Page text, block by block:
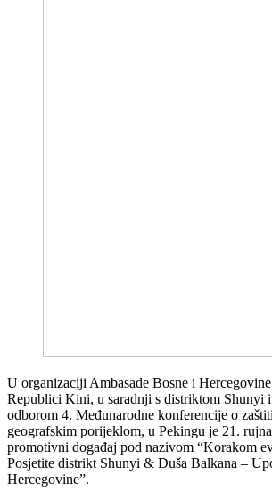
U organizaciji Ambasade Bosne i
Republici Kini, u saradnji s distriktom Shunyi
odborom 4. Međunarodne konferencije o
geografskim porijeklom, u Pekingu je 21.
promotivni događaj pod nazivom “Korakom
Posjetite distrikt Shunyi & Duša Balkana –
Hercegovine”.